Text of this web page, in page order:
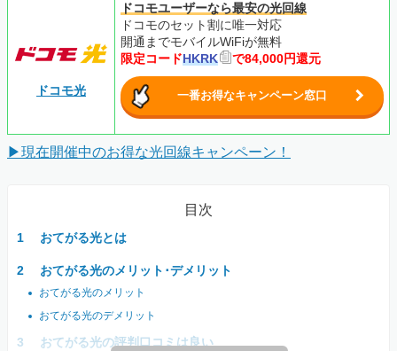
ドコモ光
ドコモユーザーなら最安の光回線
ドコモのセット割に唯一対応
開通までモバイルWiFiが無料
限定コードHKRK で84,000円還元
一番お得なキャンペーン窓口
▶現在開催中のお得な光回線キャンペーン！
目次
おてがる光とは
おてがる光のメリット･デメリット
おてがる光のメリット
おてがる光のデメリット
おてがる光の評判口コミは良い